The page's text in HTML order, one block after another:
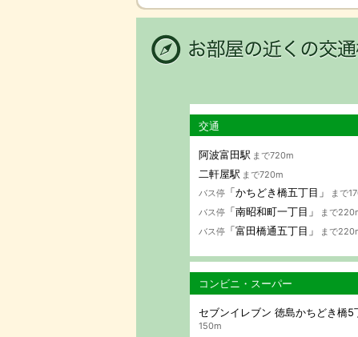
交通
阿波富田駅 まで720m
二軒屋駅 まで720m
バス停 「かちどき橋五丁目」
まで
バス停 「南昭和町一丁目」
まで
バス停 「富田橋通五丁目」 まで
コンビニ・スーパー
セブンイレブン 徳島かちどき橋5
150m